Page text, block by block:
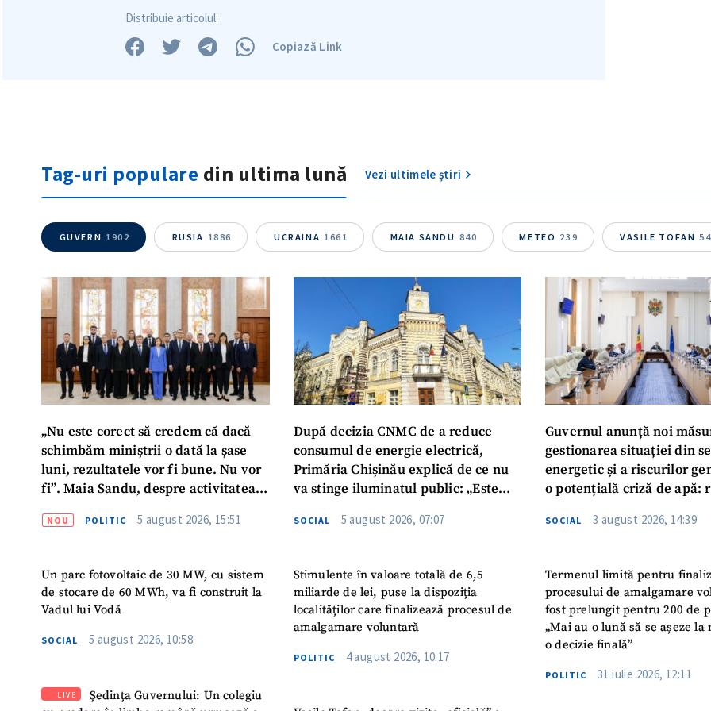
Distribuie articolul:
Copiază Link
Tag-uri populare din ultima lună Vezi ultimele știri
GUVERN 1902 RUSIA 1886 UCRAINA 1661 MAIA SANDU 840 METEO 239 VASILE TOFAN 54
„Nu este corect să credem că dacă
schimbăm miniștrii o dată la șase
luni, rezultatele vor fi bune. Nu vor
fi”. Maia Sandu, despre activitatea
NOU POLITIC 5 august 2026, 15:51
Un parc fotovoltaic de 30 MW, cu sistem
de stocare de 60 MWh, va fi construit la
Vadul lui Vodă
SOCIAL 5 august 2026, 10:58
LIVE
Ședința Guvernului: Un colegiu
După decizia CNMC de a reduce
consumul de energie electrică,
Primăria Chișinău explică de ce nu
va stinge iluminatul public: „Este
SOCIAL 5 august 2026, 07:07
Stimulente în valoare totală de 6,5
miliarde de lei, puse la dispoziția
localităților care finalizează procesul de
amalgamare voluntară
POLITIC 4 august 2026, 10:17
Guvernul anunță noi
gestionarea situației din
energetic și a riscurilor
o potențială criză de apă:
SOCIAL 3 august 2026, 14:39
Termenul limită pentru
procesului de amalgamare
fost prelungit pentru 200 de
„Mai au o lună să se așeze la
o decizie finală”
POLITIC 31 iulie 2026, 12:11